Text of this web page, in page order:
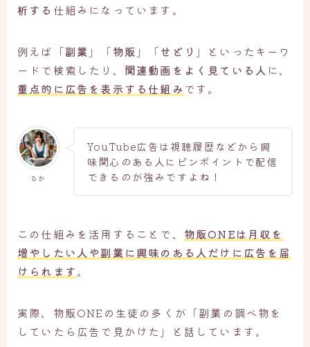
析する 仕組みになっています。
例えば「副業 」「物販 」「せどり 」といったキーワ
ードで検索したり、 関連動画をよく見ている人 に、
重点的に広告を表示する仕組みです。
るか
YouTube広告は視聴履歴などから興
味関心のある人にピンポイントで配信
できるのが強みですよね！
この仕組みを活用することで、 物販ONEは月収を
増やしたい人や副業に興味のある人だけに広告を届
けられます。
実際、物販ONEの生徒の多くが「副業の調べ物を
していたら広告で見かけた」と話しています。